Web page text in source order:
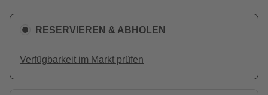
RESERVIEREN & ABHOLEN
Verfügbarkeit im Markt prüfen